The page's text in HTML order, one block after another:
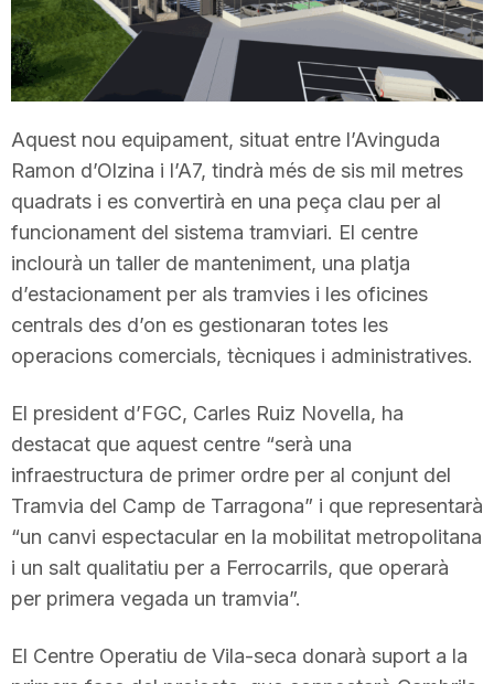
a
r
a
n
a
Aquest nou equipament, situat entre l’Avinguda
Ramon d’Olzina i l’A7, tindrà més de sis mil metres
quadrats i es convertirà en una peça clau per al
funcionament del sistema tramviari. El centre
inclourà un taller de manteniment, una platja
d’estacionament per als tramvies i les oficines
centrals des d’on es gestionaran totes les
operacions comercials, tècniques i administratives.
El president d’FGC, Carles Ruiz Novella, ha
destacat que aquest centre “serà una
infraestructura de primer ordre per al conjunt del
Tramvia del Camp de Tarragona” i que representarà
“un canvi espectacular en la mobilitat metropolitana
i un salt qualitatiu per a Ferrocarrils, que operarà
per primera vegada un tramvia”.
El Centre Operatiu de Vila-seca donarà suport a la